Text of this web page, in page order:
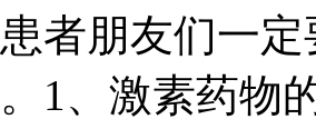
者朋友们一
1、激素药物